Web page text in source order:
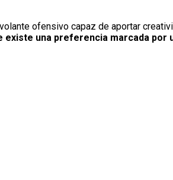
ofensivo capaz de aportar
una preferencia marcada por